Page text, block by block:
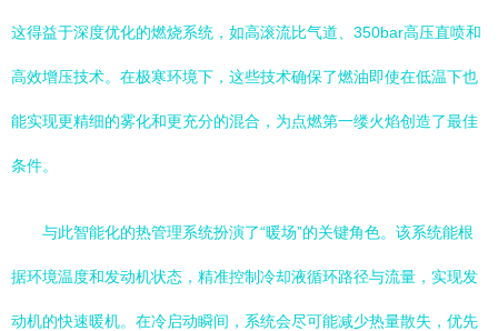
这得益于深度优化的燃烧系统，如高滚流比气道、350bar高压直喷和
高效增压技术。在极寒环境下，这些技术确保了燃油即使在低温下也
能实现更精细的雾化和更充分的混合，为点燃第一缕火焰创造了最佳
条件。
与此智能化的热管理系统扮演了“暖场”的关键角色。该系统能根
据环境温度和发动机状态，精准控制冷却液循环路径与流量，实现发
动机的快速暖机。在冷启动瞬间，系统会尽可能减少热量散失，优先